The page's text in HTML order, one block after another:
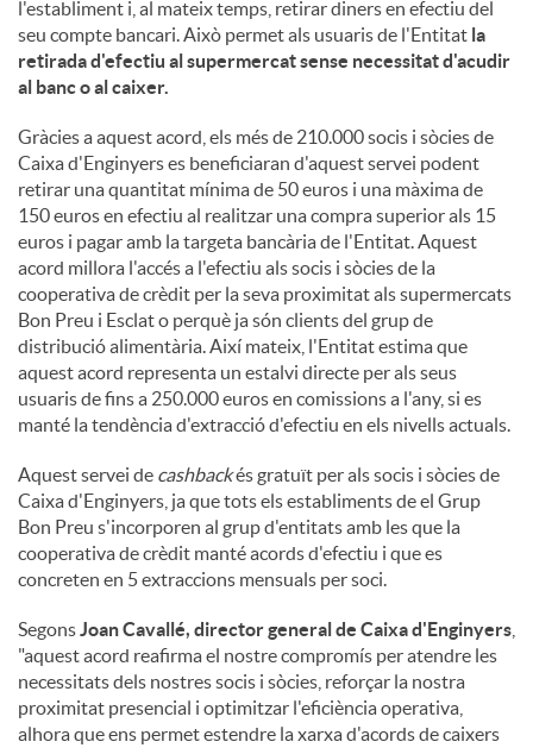
l'establiment i, al mateix temps, retirar diners en efectiu del
seu compte bancari. Això permet als usuaris de l'Entitat la
retirada d'efectiu al supermercat sense necessitat d'acudir
al banc o al caixer.
Gràcies a aquest acord, els més de 210.000 socis i sòcies de
Caixa d'Enginyers es beneficiaran d'aquest servei podent
retirar una quantitat mínima de 50 euros i una màxima de
150 euros en efectiu al realitzar una compra superior als 15
euros i pagar amb la targeta bancària de l'Entitat. Aquest
acord millora l'accés a l'efectiu als socis i sòcies de la
cooperativa de crèdit per la seva proximitat als supermercats
Bon Preu i Esclat o perquè ja són clients del grup de
distribució alimentària. Així mateix, l'Entitat estima que
aquest acord representa un estalvi directe per als seus
usuaris de fins a 250.000 euros en comissions a l'any, si es
manté la tendència d'extracció d'efectiu en els nivells actuals.
Aquest servei de cashbackés gratuït per als socis i sòcies de
Caixa d'Enginyers, ja que tots els establiments de el Grup
Bon Preu s'incorporen al grup d'entitats amb les que la
cooperativa de crèdit manté acords d'efectiu i que es
concreten en 5 extraccions mensuals per soci.
SegonsJoan Cavallé, director general de Caixa d'Enginyers
"aquest acord reafirma el nostre compromís per atendre les
necessitats dels nostres socis i sòcies, reforçar la nostra
proximitat presencial i optimitzar l'eficiència operativa,
alhora que ens permet estendre la xarxa d'acords de caixers